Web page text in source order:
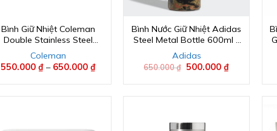
Bình Giữ Nhiệt Coleman
Double Stainless Steel
Bottle
Coleman
550.000₫ – 650.000₫
Bình Nước Giữ Nhiệt Adidas
Steel Metal Bottle 600ml –
Camo
Adidas
650.000₫ Giá
500.000₫